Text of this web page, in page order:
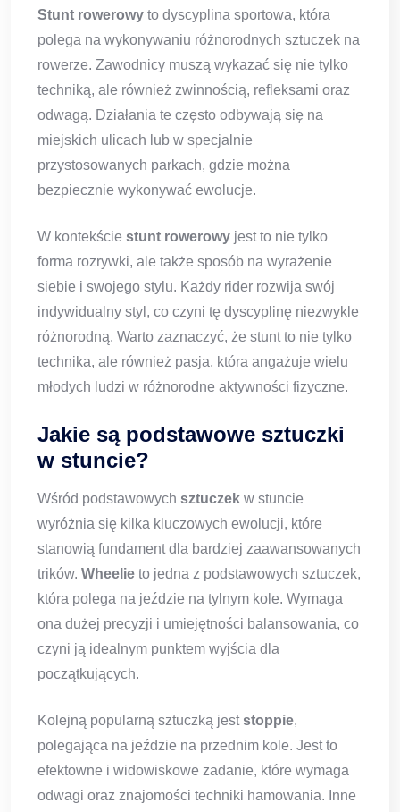
Stunt rowerowy to dyscyplina sportowa, która
polega na wykonywaniu różnorodnych sztuczek na
rowerze. Zawodnicy muszą wykazać się nie tylko
techniką, ale również zwinnością, refleksami oraz
odwagą. Działania te często odbywają się na
miejskich ulicach lub w specjalnie
przystosowanych parkach, gdzie można
bezpiecznie wykonywać ewolucje.
W kontekście stunt rowerowy jest to nie tylko
forma rozrywki, ale także sposób na wyrażenie
siebie i swojego stylu. Każdy rider rozwija swój
indywidualny styl, co czyni tę dyscyplinę niezwykle
różnorodną. Warto zaznaczyć, że stunt to nie tylko
technika, ale również pasja, która angażuje wielu
młodych ludzi w różnorodne aktywności fizyczne.
Jakie są podstawowe sztuczki
w stuncie?
Wśród podstawowych sztuczek w stuncie
wyróżnia się kilka kluczowych ewolucji, które
stanowią fundament dla bardziej zaawansowanych
trików. Wheelie to jedna z podstawowych sztuczek,
która polega na jeździe na tylnym kole. Wymaga
ona dużej precyzji i umiejętności balansowania, co
czyni ją idealnym punktem wyjścia dla
początkujących.
Kolejną popularną sztuczką jeststoppie,
polegająca na jeździe na przednim kole. Jest to
efektowne i widowiskowe zadanie, które wymaga
odwagi oraz znajomości techniki hamowania. Inne